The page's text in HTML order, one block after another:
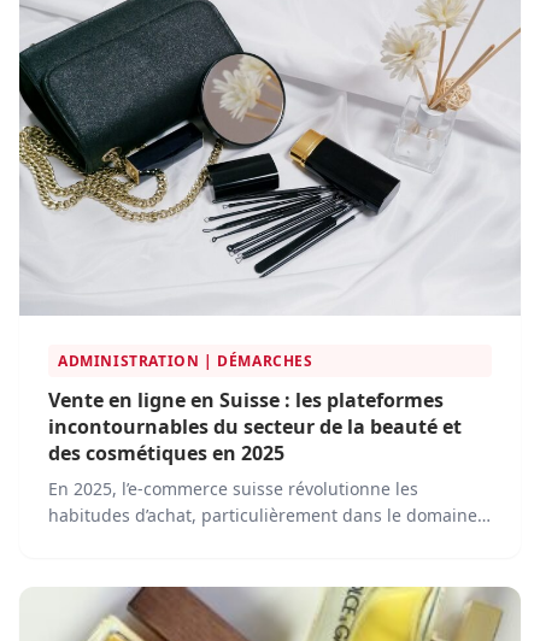
ADMINISTRATION | DÉMARCHES
Vente en ligne en Suisse : les plateformes
incontournables du secteur de la beauté et
des cosmétiques en 2025
En 2025, l’e-commerce suisse révolutionne les
habitudes d’achat, particulièrement dans le domaine
toujours plus exigeantes en termes de qualité, de
durabilité et de personnalisation, plusieurs